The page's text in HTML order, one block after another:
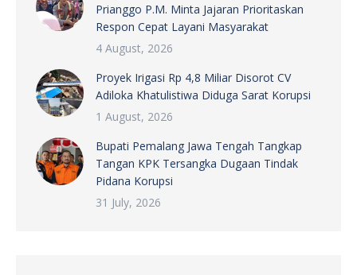
Prianggo P.M. Minta Jajaran Prioritaskan
Respon Cepat Layani Masyarakat
4 August, 2026
Proyek Irigasi Rp 4,8 Miliar Disorot CV
Adiloka Khatulistiwa Diduga Sarat Korupsi
1 August, 2026
Bupati Pemalang Jawa Tengah Tangkap
Tangan KPK Tersangka Dugaan Tindak
Pidana Korupsi
31 July, 2026